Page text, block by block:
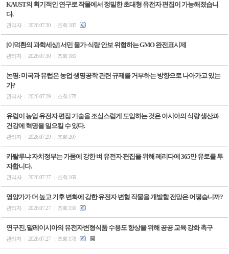
KAUST의 획기적인 연구로 작물에서 정밀한 초대형 유전자 편집이 가능해졌습니
다.
관리자 2026.07.30 조회 185
[이덕환의 과학세상] 서민 물가·식량 안보 위협하는 GMO 완전표시제
관리자 2026.07.30 조회 181
논평: 미국과 유럽은 농업 생명공학 관련 규제를 거부하는 방향으로 나아가고 있는
가?
관리자 2026.07.29 조회 178
유럽이 농업 유전자 편집 기술을 조심스럽게 도입하는 것은 아시아의 식량 생산과
건강에 혁명을 일으킬 수 있다.
관리자 2026.07.29 조회 207
카탈루냐 자치정부는 가뭄에 강한 벼 유전자 편집을 위해 레리다에 365만 유로를 투
자합니다.
관리자 2026.07.27 조회 169
영양가가 더 높고 기후 변화에 강한 유전자 변형 작물을 개발할 전망은 어떻습니까?
관리자 2026.07.27 조회 159
연구진, 말레이시아의 유전자변형식품 수용도 향상을 위해 공공 교육 강화 촉구
관리자 2026.07.27 조회 178